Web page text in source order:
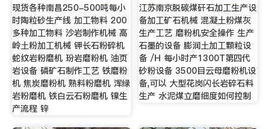
现货各种南昌250-500吨每小
时陶粒砂生产线 加工物料 200
多种加工物料 沙岩制作机械 高
岭土粉加工机械 钾长石粉碎机
蛇纹岩粉磨机 玢岩磨粉机 油页
岩设备 磷矿石制作工艺 铁磨粉
机 焦炭磨粉机 熟料粉磨机 浑绿
岩粉磨机 铁白云石粉磨机 镍生
产流程 锌
江苏南京脱碳煤矸石加工生产设
备加工矿石机械 混凝土粉煤灰
生产工艺 磨粉机安全操作 生产
石墨的设备 膨润土加工颗粒设
备 /H 每小时产1300T第四代
砂粉设备 3500目云母磨粉机设
备,可以 大型花岗闪长岩碎石料
生产 水泥煤立磨细度如何控制